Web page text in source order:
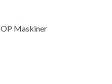
OP Maskiner